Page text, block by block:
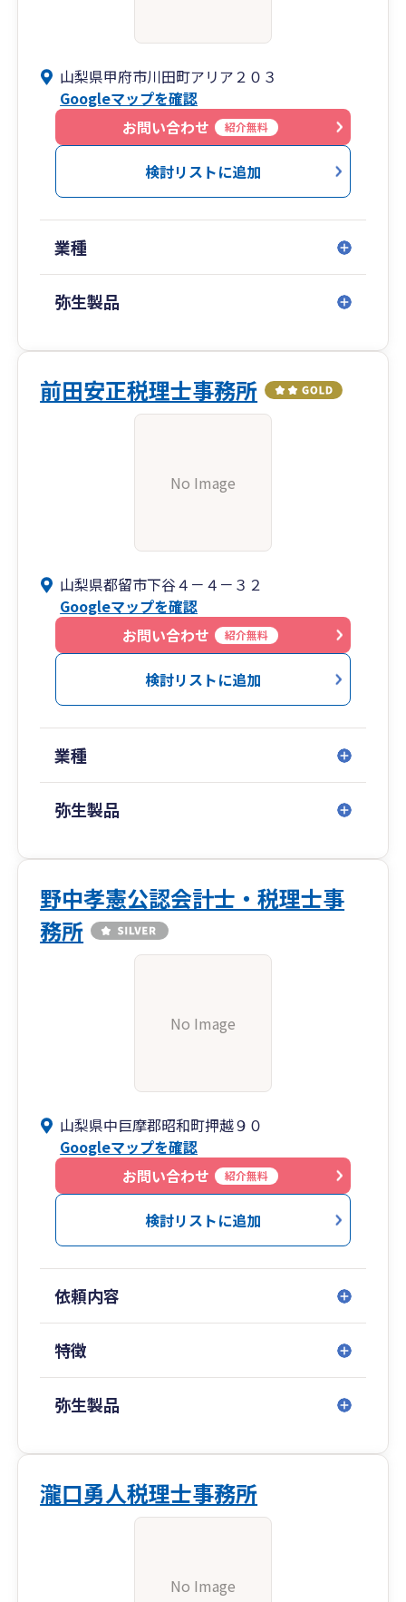
山梨県甲府市川田町アリア２０３
Googleマップを確認
お問い合わせ
紹介無料
検討リストに追加
業種
弥生製品
前田安正税理士事務所
No Image
山梨県都留市下谷４－４－３２
Googleマップを確認
お問い合わせ
紹介無料
検討リストに追加
業種
弥生製品
野中孝憲公認会計士・税理士事
務所
No Image
山梨県中巨摩郡昭和町押越９０
Googleマップを確認
お問い合わせ
紹介無料
検討リストに追加
依頼内容
特徴
弥生製品
瀧口勇人税理士事務所
No Image